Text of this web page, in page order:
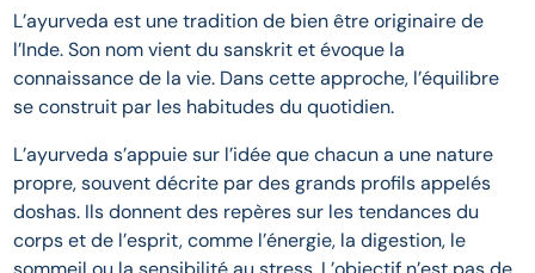
L’ayurveda est une tradition de bien être originaire de
l’Inde. Son nom vient du sanskrit et évoque la
connaissance de la vie. Dans cette approche, l’équilibre
se construit par les habitudes du quotidien.
L’ayurveda s’appuie sur l’idée que chacun a une nature
propre, souvent décrite par des grands profils appelés
doshas. Ils donnent des repères sur les tendances du
corps et de l’esprit, comme l’énergie, la digestion, le